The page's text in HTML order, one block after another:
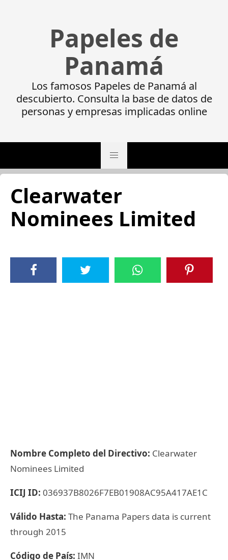
Papeles de
Panamá
Los famosos Papeles de Panamá al
descubierto. Consulta la base de datos de
personas y empresas implicadas online
Clearwater
Nominees Limited
Nombre Completo del Directivo: Clearwater
Nominees Limited
ICIJ ID: 036937B8026F7EB01908AC95A417AE1C
Válido Hasta: The Panama Papers data is current
through 2015
Código de País: IMN